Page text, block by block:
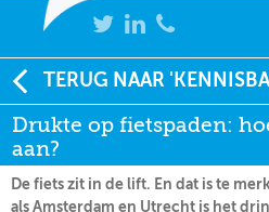
NIEUWS
BIJEENKOMSTEN
KENNISBANK
TERUG NAAR
Drukte op fietspaden:
aan?
Soort:
Nieuws
Datum:
27-06-2019
De fiets zit in de lift. En dat is te
als Amsterdam en Utrecht is het